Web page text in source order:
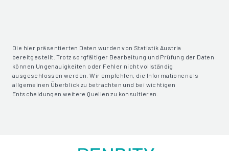
Die hier präsentierten Daten wurden von Statistik Austria
bereitgestellt. Trotz sorgfältiger Bearbeitung und Prüfung der Daten
können Ungenauigkeiten oder Fehler nicht vollständig
ausgeschlossen werden. Wir empfehlen, die Informationen als
allgemeinen Überblick zu betrachten und bei wichtigen
Entscheidungen weitere Quellen zu konsultieren.